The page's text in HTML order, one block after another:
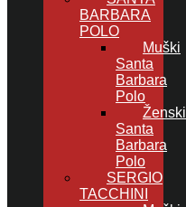
BARBARA
POLO
Muški
Santa
Barbara
Polo
Ženski
Santa
Barbara
Polo
SERGIO
TACCHINI